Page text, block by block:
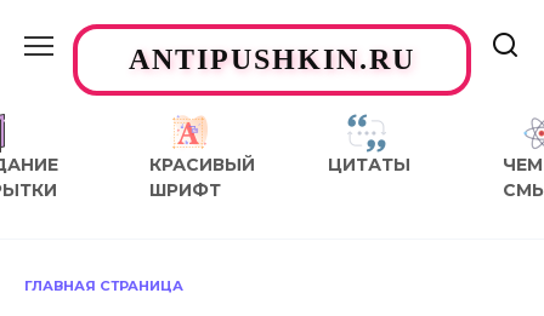
содержаниюANTIPUSHKIN.RU
КРАСИВЫЙ
ШРИФТ
ЦИТАТЫ
ЧЕМ
ГЛАВНАЯ СТРАНИЦА